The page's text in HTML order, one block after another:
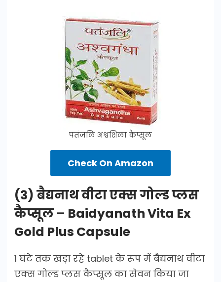
पतंजलि अश्वशिला कैप्सूल
Check On Amazon
(3) बैद्यनाथ वीटा एक्स गोल्ड प्लस
कैप्सूल – Baidyanath Vita Ex
Gold Plus Capsule
1 घंटे तक खड़ा रहे tablet के रूप में बैद्यनाथ वीटा
एक्स गोल्ड प्लस कैप्सूल का सेवन किया जा